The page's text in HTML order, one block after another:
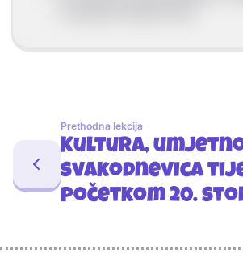
Prethodna lekcija
Kultura,
svakodnevica
početkom 20.